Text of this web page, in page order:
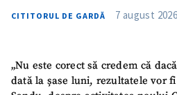
CITITORUL DE GARDĂ 7 august
„Nu este corect să credem că
dată la șase luni, rezultatele vor